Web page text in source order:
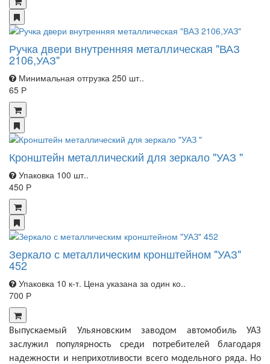
Ручка двери внутренняя металлическая "ВАЗ
2106,УАЗ"
Минимальная отгрузка 250 шт..
65 Р
Кронштейн металлический для зеркало "УАЗ "
Упаковка 100 шт..
450 Р
Зеркало с металлическим кронштейном "УАЗ"
452
Упаковка 10 к-т. Цена указана за один ко..
700 Р
Выпускаемый Ульяновским заводом автомобиль УАЗ
заслужил популярность среди потребителей благодаря
надежности и неприхотливости всего модельного ряда. Но